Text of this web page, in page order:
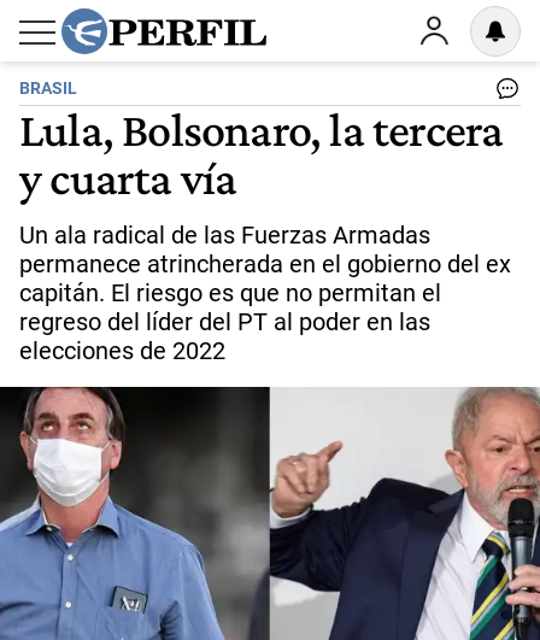
BRASIL
Lula, Bolsonaro, la tercera
y cuarta vía
Un ala radical de las Fuerzas Armadas
permanece atrincherada en el gobierno del ex
capitán. El riesgo es que no permitan el
regreso del líder del PT al poder en las
elecciones de 2022